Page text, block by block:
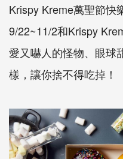
Krispy Kreme萬聖節快
9/22~11/2和Krispy
愛又嚇人的怪物、眼球
樣，讓你捨不得吃掉！